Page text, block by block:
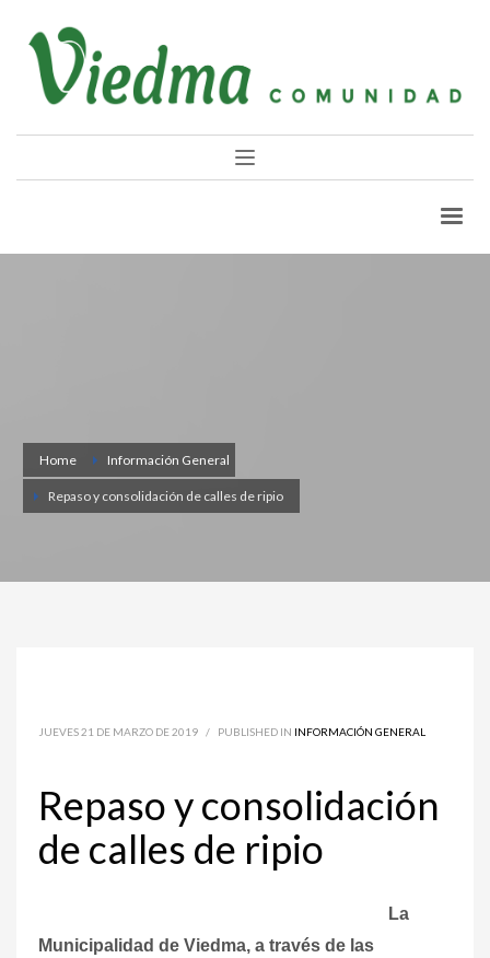
Home Información General
Repaso y consolidación de calles de ripio
JUEVES 21 DE MARZO DE 2019 / PUBLISHED IN INFORMACIÓN GENERAL
Repaso y consolidación
de calles de ripio
La
Municipalidad de Viedma, a través de las